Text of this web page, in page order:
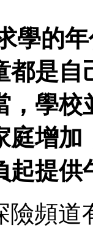
的年
都是自
，學校
庭增加
起提供
道有